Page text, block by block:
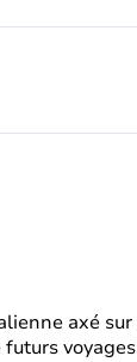
axé